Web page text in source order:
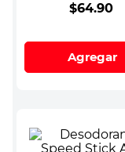
$64.90
Agregar